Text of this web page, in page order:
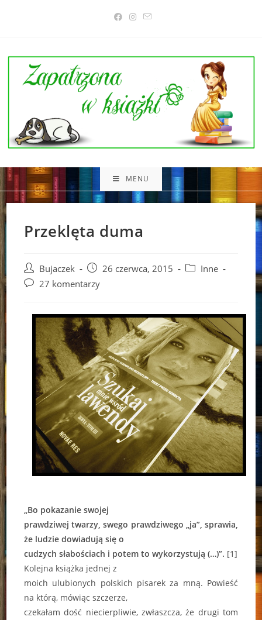
MENU
Przeklęta duma
Post
author:
Bujaczek
Post
published:
26 czerwca, 2015
PostInne
Post27 komentarzy
„Bo pokazanie swojej
prawdziwej twarzy, swego prawdziwego „ja”, sprawia,
że ludzie dowiadują się o
cudzych słabościach i potem to wykorzystują (…)”. [1]
Kolejna książka jednej z
moich ulubionych polskich pisarek za mną. Powieść
na którą, mówiąc szczerze,
czekałam dość niecierpliwie, zwłaszcza, że drugi tom